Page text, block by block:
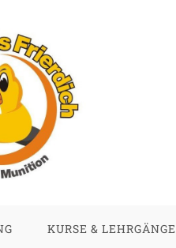
KURSE & LEHRGÄNGE